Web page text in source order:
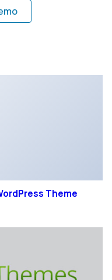
Theme